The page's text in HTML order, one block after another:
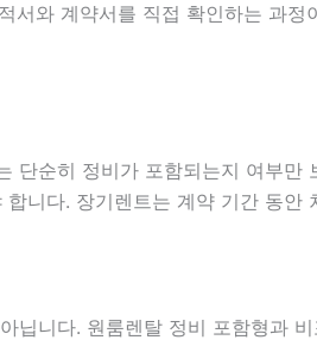
서와 계약서를 직접 확인하는 과
순히 정비가 포함되는지 여부
니다. 장기렌트는 계약 기간 동
니다. 원룸렌탈 정비 포함형과